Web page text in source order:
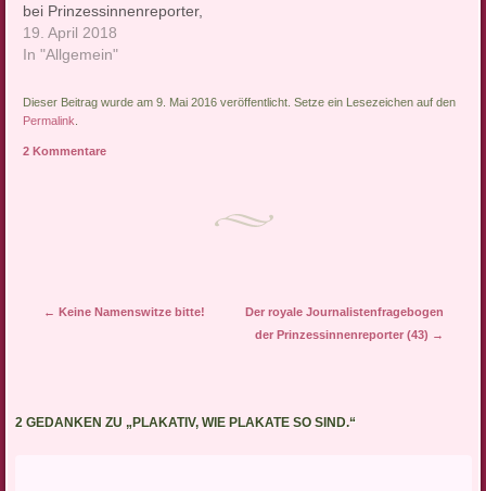
bei Prinzessinnenreporter,
der letzten Bastion gegen
die Horden der Finsternis,
(18.04.2018) – Die
Recherche- und
19. April 2018
In "Allgemein"
Dieser Beitrag wurde am 9. Mai 2016 veröffentlicht. Setze ein Lesezeichen auf den
Permalink
2 Kommentare
Artikel-Navigation
← Keine Namenswitze bitte!
Der royale Journalistenfragebogen
der Prinzessinnenreporter (43) →
2 GEDANKEN ZU „ PLAKATIV, WIE PLAKATE SO SIND.“